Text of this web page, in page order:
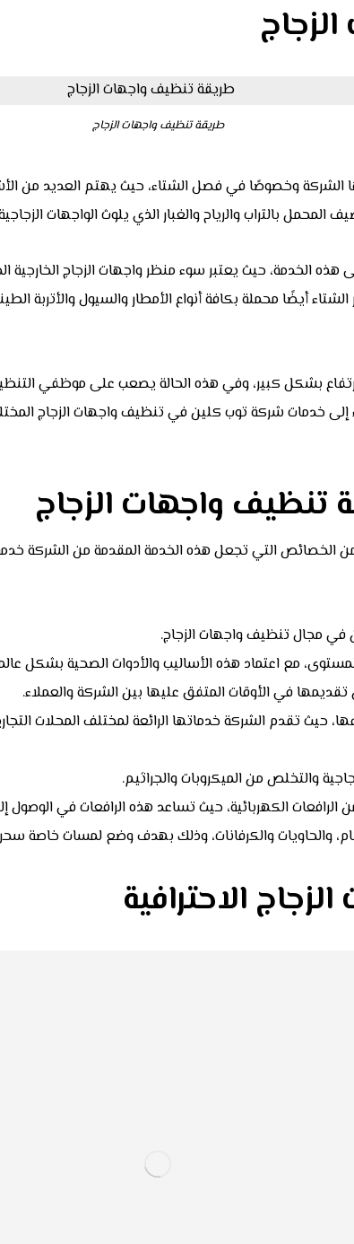
طريقة تنظيف واجهات الزجاج
وخصوصًا في فصل الشتاء، حيث يهتم العديد من
بالتراب والرياح والغبار الذي يلوث الواجهات
هذه الخدمة، حيث يعتبر سوء منظر واجهات الزجاج
أيضًا محملة بكافة أنواع الأمطار والسيول والأتربة
بشكل كبير، وفي هذه الحالة يصعب على موظفي
إلى خدمات شركة توب كلين في تنظيف واجهات الزجاج
تنظيف واجهات الزجاج
الخصائص التي تجعل هذه الخدمة المقدمة من الشركة
في مجال تنظيف واجهات الزجاج.
مع اعتماد هذه الأساليب والأدوات الصحية بشكل
تقديمها في الأوقات المتفق عليها بين الشركة والعملاء.
حيث تقدم الشركة خدماتها الرائعة لمختلف المحلات
والتخلص من الميكروبات والجراثيم.
الكهربائية، حيث تساعد هذه الرافعات في الوصول
والحاويات والكرفانات، وذلك بهدف وضع لمسات خاصة
الاحترافية